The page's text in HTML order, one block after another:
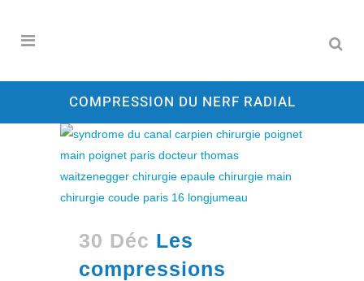
COMPRESSION DU NERF RADIAL
30 Déc Les
compressions